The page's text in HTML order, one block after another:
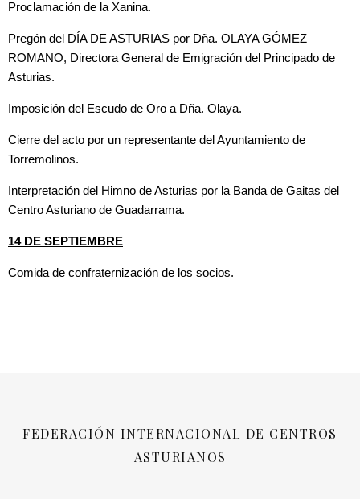
Proclamación de la Xanina.
Pregón del DÍA DE ASTURIAS por Dña. OLAYA GÓMEZ
ROMANO, Directora General de Emigración del Principado de
Asturias.
Imposición del Escudo de Oro a Dña. Olaya.
Cierre del acto por un representante del Ayuntamiento de
Torremolinos.
Interpretación del Himno de Asturias por la Banda de Gaitas del
Centro Asturiano de Guadarrama.
14 DE SEPTIEMBRE
Comida de confraternización de los socios.
FEDERACIÓN INTERNACIONAL DE CENTROS
ASTURIANOS